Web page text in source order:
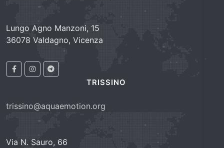
Lungo Agno Manzoni, 15
36078 Valdagno, Vicenza
TRISSINO
trissino@aquaemotion.org
Via N. Sauro, 66